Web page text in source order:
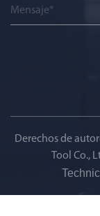
Derechos de
Tool Co.,